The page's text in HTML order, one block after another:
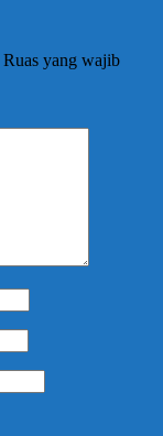
Ruas yang wajib